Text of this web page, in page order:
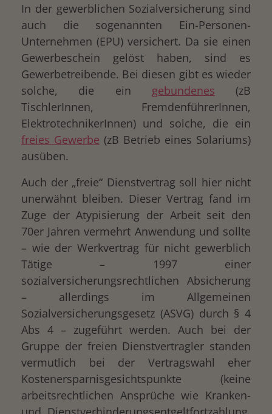
In der gewerblichen Sozialversicherung sind
auch die sogenannten Ein-Personen-
Unternehmen (EPU) versichert. Da sie einen
Gewerbeschein gelöst haben, sind es
Gewerbetreibende. Bei diesen gibt es wieder
solche, die ein gebundenes (zB
TischlerInnen, FremdenführerInnen,
ElektrotechnikerInnen) und solche, die ein
freies Gewerbe (zB Betrieb eines Solariums)
ausüben.
Auch der „freie“ Dienstvertrag soll hier nicht
unerwähnt bleiben. Dieser Vertrag fand im
Zuge der Atypisierung der Arbeit seit den
70er Jahren vermehrt Anwendung und sollte
– wie der Werkvertrag für nicht gewerblich
Tätige – 1997 einer
sozialversicherungsrechtlichen Absicherung
– allerdings im Allgemeinen
Sozialversicherungsgesetz (ASVG) durch § 4
Abs 4 – zugeführt werden. Auch bei der
Gruppe der freien Dienstvertragler standen
vermutlich bei der Vertragswahl eher
Kostenersparnisgesichtspunkte (keine
arbeitsrechtlichen Ansprüche wie Kranken-